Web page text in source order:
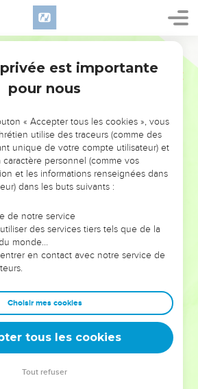
PAS L’ÉVÉNEMENT
L’ANNÉE !
POUVAIENT VOUS ÉVITER LES
VOTRES ?
on voit moins les doutes, les erreurs
qu'ils ont traversés, alors même que ce
qui les ont façonnés.
leaders, entrepreneurs, et responsables
plus de sagesse afin que leurs erreurs
Que vous guidiez un ministère, une
une famille, leur expérience est faite
est importante
pour nous
« Accepter tous les cookies », vous
utilise des traceurs (comme des
unique de votre compte utilisateur) et
personnel (comme vos
et les informations renseignées dans
dans les buts suivants :
de notre service
des services tiers tels que de la
monde…
en contact avec notre service de
Choisir mes cookies
tous les cookies
Tout refuser